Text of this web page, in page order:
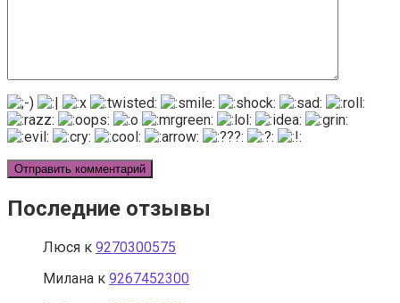
Последние отзывы
Люся к 9270300575
Милана к 9267452300